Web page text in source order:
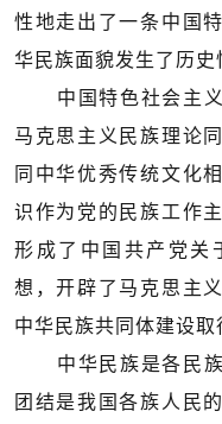
性地走出了一条中国
华民族面貌发生了历史
中国特色社会主
马克思主义民族理论
同中华优秀传统文化
识作为党的民族工作
形成了中国共产党关
想，开辟了马克思主
中华民族共同体建设取
中华民族是各民
团结是我国各族人民